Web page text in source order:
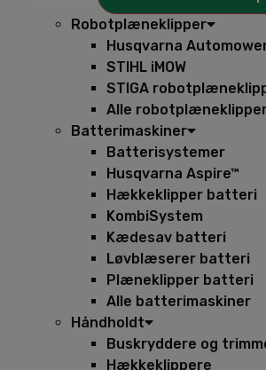
Robotplæneklipper
Husqvarna
STIHL iMOW
STIGA
Alle
Batterimaskiner
Batterisystemer
Husqvarna Aspire™
Hækkeklipper batteri
KombiSystem
Kædesav batteri
Løvblæserer batteri
Plæneklipper batteri
Alle batterimaskiner
Håndholdt
Buskryddere og
Hækkeklippere